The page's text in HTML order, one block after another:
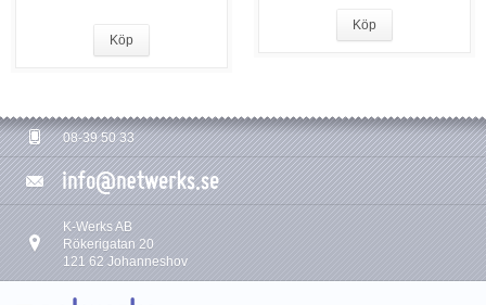
Köp
Köp
08-39 50 33
K-Werks AB
Rökerigatan 20
121 62 Johanneshov